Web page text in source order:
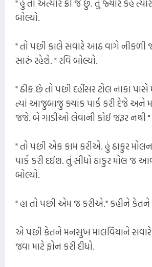
" હું તો અત્યારે ફ્રી જ છું. તું જ્યારે કહે
બોલ્યો.
" તો પછી કાલે સવારે આઠ વાગે નીકળી
સારું રહેશે. " રવિ બોલ્યો.
" ઠીક છે તો પછી દહીંસર ટોલ નાકા પાસે
ત્યાં આજુબાજુ ક્યાંક પાર્ક કરી દેજે અને
જજે. બે ગાડીઓ લેવાની કોઈ જરૂર નથી
" તો પછી એક કામ કરીએ. હું ઠાકુર મોલના
પાર્ક કરી દઈશ. તું સીધો ઠાકુર મોલ જ
બોલ્યો.
" હા તો પછી એમ જ કરીએ." કહીને કેતને
એ પછી કેતને મનસુખ માલવિયાને
જવા માટે ફોન કરી દીધો.